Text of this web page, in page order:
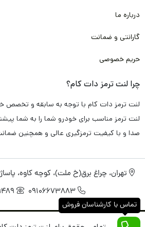
دقیقا پاسخگو تمامی دغدغه و سوال های
گارانتیمی کنیم.
تضمینی
فاقد هرگونه سوت کشیدن و صدا
مطابق استاندارد های کارخانه
خودرو بنز GLA45
راجب عملکرد ترمزگیری سریع و خوب هم
توجه به تکنولوژی های روز، همچون نانو و مواد
همچون کربن، فایبر، متال و با توجه به پخت
درباره ما
گارانتی و ضمانت
حریم خصوصی
چرا لنت ترمز دات کام؟
لنت ترمز دات کام با توجه به سابقه و تخصص
لنت ترمز مناسب برای خودرو شما را به شما
صدا و با کیفیت ترمزگیری عالی و همچنین
تهران، چراغ برق(خ ملت)، کوچه کاوه، پاساژ کیان،
09106673883
تماس با کارشناسان فروش